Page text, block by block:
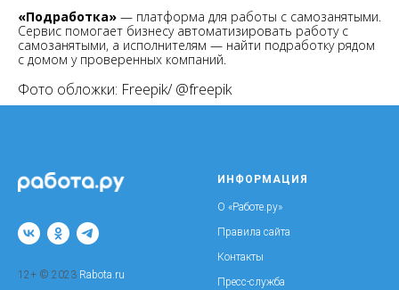
«Подработка» — платформа для работы с самозанятыми.
Сервис помогает бизнесу автоматизировать работу с
самозанятыми, а исполнителям — найти подработку рядом
с домом у проверенных компаний.
Фото обложки: Freepik/ @freepik
12+ © 2023 Rabota.ru
ИНФОРМАЦИЯ
О «Работе.ру»
Правила сайта
Контакты
Пресс-служба